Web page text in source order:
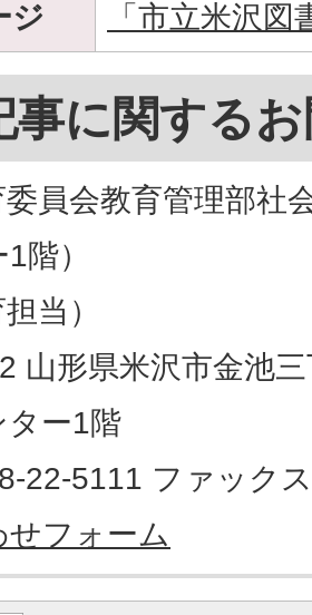
ジ 「市立米沢
事に関する
員会教育管理部社
階）
当）
山形県米沢市金池
ター1階
22-5111 ファック
せフォーム